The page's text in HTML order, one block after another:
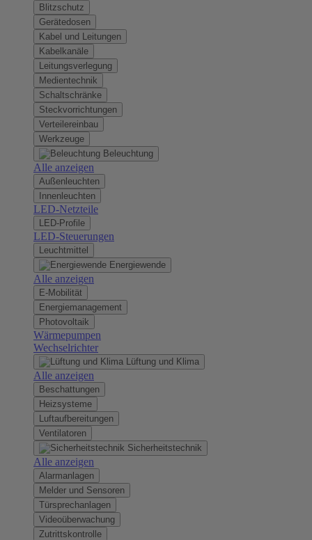
Blitzschutz
Gerätedosen
Kabel und Leitungen
Kabelkanäle
Leitungsverlegung
Medientechnik
Schaltschränke
Steckvorrichtungen
Verteilereinbau
Werkzeuge
Beleuchtung
Alle anzeigen
Außenleuchten
Innenleuchten
LED-Netzteile
LED-Profile
LED-Steuerungen
Leuchtmittel
Energiewende
Alle anzeigen
E-Mobilität
Energiemanagement
Photovoltaik
Wärmepumpen
Wechselrichter
Lüftung und Klima
Alle anzeigen
Beschattungen
Heizsysteme
Luftaufbereitungen
Ventilatoren
Sicherheitstechnik
Alle anzeigen
Alarmanlagen
Melder und Sensoren
Türsprechanlagen
Videoüberwachung
Zutrittskontrolle